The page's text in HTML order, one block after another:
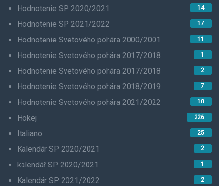
Hodnotenie SP 2020/2021 14
Hodnotenie SP 2021/2022 17
Hodnotenie Svetového pohára 2000/2001 11
Hodnotenie Svetového pohára 2017/2018 1
Hodnotenie Svetového pohára 2017/2018 2
Hodnotenie Svetového pohára 2018/2019 7
Hodnotenie Svetového pohára 2021/2022 10
Hokej 226
Italiano 25
Kalendár SP 2020/2021 2
kalendář SP 2020/2021 1
Kalendár SP 2021/2022 2